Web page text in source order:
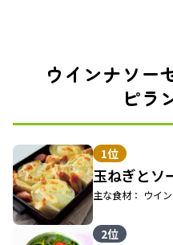
ウインナソー
ピラ
1位
玉ねぎとソ
主な食材： ウイ
2位